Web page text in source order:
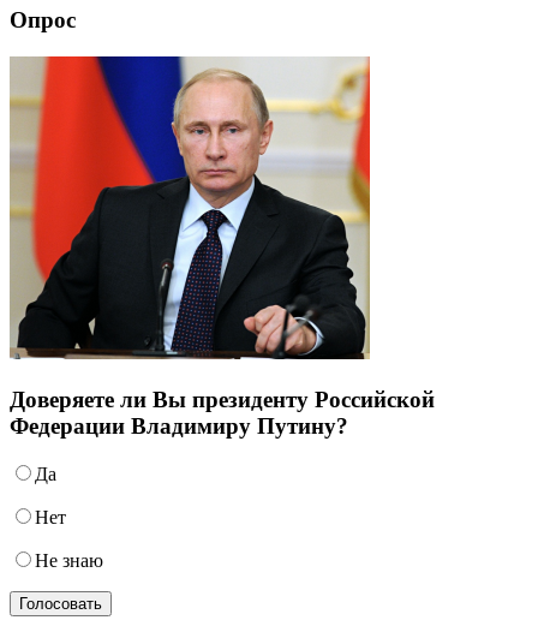
Опрос
Доверяете ли Вы президенту Российской
Федерации Владимиру Путину?
Да
Нет
Не знаю